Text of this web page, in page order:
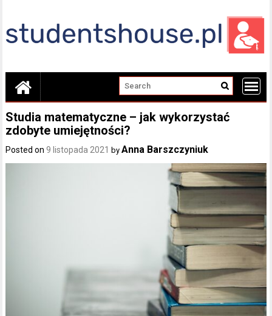
content
Studia matematyczne – jak wykorzystać
zdobyte umiejętności?
Posted on9 listopada 2021 byAnna Barszczyniuk